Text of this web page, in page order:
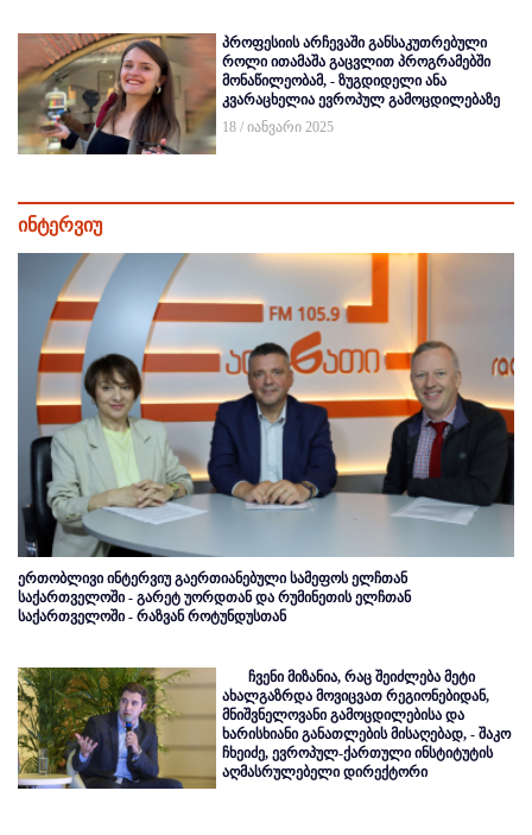
პროფესიის არჩევაში განსაკუთრებული
როლი ითამაშა გაცვლით პროგრამებში
მონაწილეობამ, - ზუგდიდელი ანა
კვარაცხელია ევროპულ გამოცდილებაზე
18 / იანვარი 2025
ინტერვიუ
ერთობლივი ინტერვიუ გაერთიანებული სამეფოს ელჩთან
საქართველოში - გარეტ უორდთან და რუმინეთის ელჩთან
საქართველოში - რაზვან როტუნდუსთან
ჩვენი მიზანია, რაც შეიძლება მეტი
ახალგაზრდა მოვიცვათ რეგიონებიდან,
მნიშვნელოვანი გამოცდილებისა და
ხარისხიანი განათლების მისაღებად, - შაკო
ჩხეიძე, ევროპულ-ქართული ინსტიტუტის
აღმასრულებელი დირექტორი